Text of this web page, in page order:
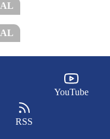
YouTube
RSS